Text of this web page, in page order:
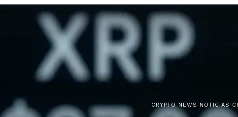
My Crypto Lawyer Sec News XRP price
My Crypto Lawyer Sec News Europa
My Crypto Lawyer Sec News XRP
CRYPTO NEWS NOTICIAS